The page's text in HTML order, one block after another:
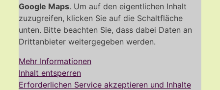
Google Maps. Um auf den eigentlichen Inhalt
zuzugreifen, klicken Sie auf die Schaltfläche
unten. Bitte beachten Sie, dass dabei Daten an
Drittanbieter weitergegeben werden.
Mehr Informationen
Inhalt entsperren
Erforderlichen Service akzeptieren und Inhalte